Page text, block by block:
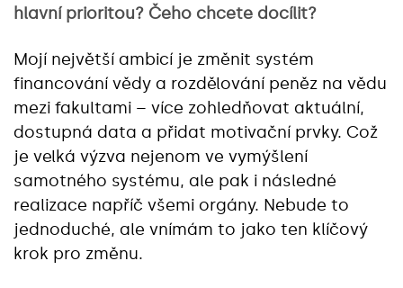
hlavní prioritou? Čeho chcete docílit?
Mojí největší ambicí je změnit systém
financování vědy a rozdělování peněz na vědu
mezi fakultami – více zohledňovat aktuální,
dostupná data a přidat motivační prvky. Což
je velká výzva nejenom ve vymýšlení
samotného systému, ale pak i následné
realizace napříč všemi orgány. Nebude to
jednoduché, ale vnímám to jako ten klíčový
krok pro změnu.